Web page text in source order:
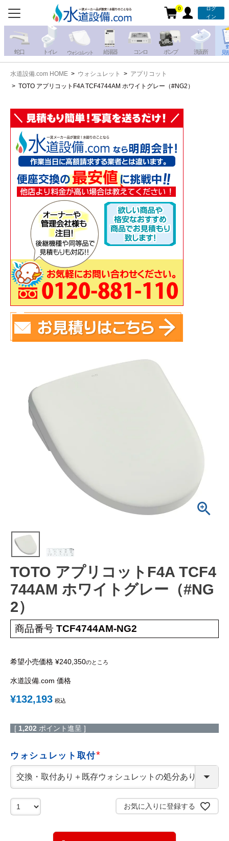
0
ログ
イン
蛇 口 トイレ ウォシュレット 給湯器 コンロ ポンプ 洗面所
見
お電話での注文・お見積も
承っております!!
携帯電話から
写真を送る
iPhone・iPadから
お問い合わせ
トイレ
ウォシュレッ
給湯器 コンロ
ポンプ 洗面台
蛇口（水栓）の交換はこちら
ウォシュレットなどの交換はこちら
給湯器の交換はこちら
ガスコンロの交換はこちら
給湯器見積もりフォーム
取り扱いメーカー 協力業者募集
取り付けの手順
について
水道設備.com HOME ウォシュレット
アプリコット
TOTO アプリコットF4A TCF4744AM ホワイトグレー（#NG2）
TOTO アプリコットF4A TCF4
744AM ホワイトグレー（#NG
2）
商品番号 TCF4744AM-NG2
希望小売価格 ¥240,350のところ
水道設備.com 価格
¥132,193 税込
[ 1,202 ポイント進呈 ]
ウォシュレット取付
(
必
お気に入りに登録する